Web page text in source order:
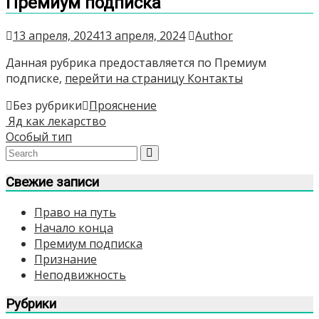
13 апреля, 202413 апреля, 2024
Author
Данная рубрика предоставляется по Премиум
подписке, перейти на страницу Контакты
Без рубрики Прояснение
Навигация
по
записям
Яд как лекарство
Особый тип
Свежие записи
Право на путь
Начало конца
Премиум подписка
Признание
Неподвижность
Рубрики